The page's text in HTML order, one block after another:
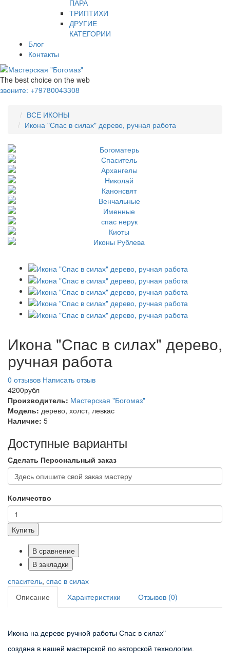
ПАРА
ТРИПТИХИ
ДРУГИЕ
КАТЕГОРИИ
Блог
Контакты
The best choice on the web
звоните: +79780043308
ВСЕ ИКОНЫ
Икона "Спас в силах" дерево, ручная работа
Икона "Спас в силах" дерево,
ручная работа
0 отзывов Написать отзыв
4200рубл
Производитель: Мастерская "Богомаз"
Модель: дерево, холст, левкас
Наличие: 5
Доступные варианты
Сделать Персональный заказ
Количество
Купить
В сравнение
В закладки
спаситель, спас в силах
Описание
Характеристики Отзывов (0)
Икона на дереве ручной работы Спас в силах"
создана в нашей мастерской по авторской технологии.